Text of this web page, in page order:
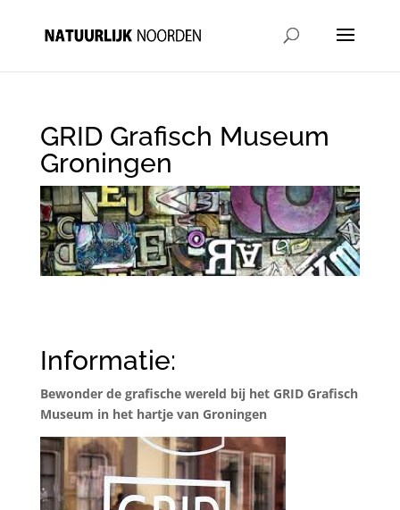
GRID Grafisch Museum
Groningen
Informatie:
Bewonder de grafische wereld bij het GRID Grafisch
Museum in het hartje van Groningen